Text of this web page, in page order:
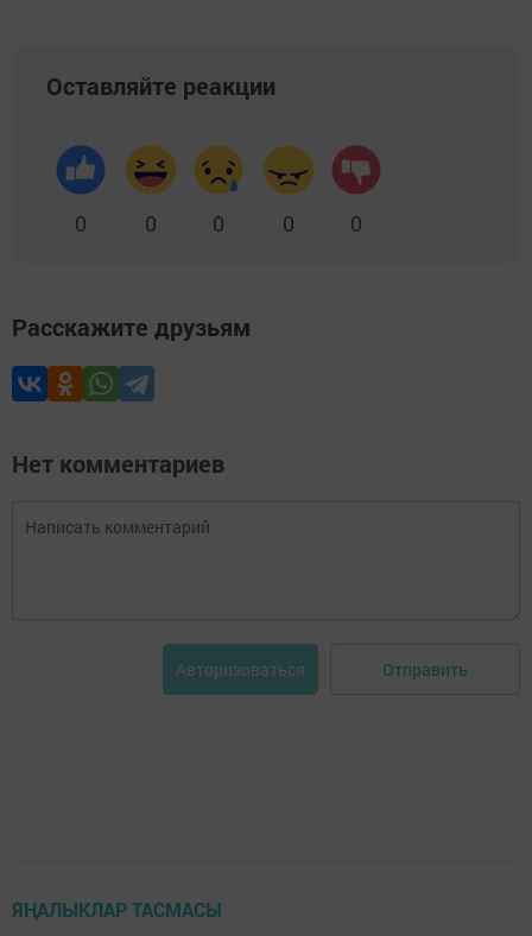
Оставляйте реакции
0 0 0 0 0
Расскажите друзьям
Нет комментариев
Авторизоваться Отправить
ЯҢАЛЫКЛАР ТАСМАСЫ